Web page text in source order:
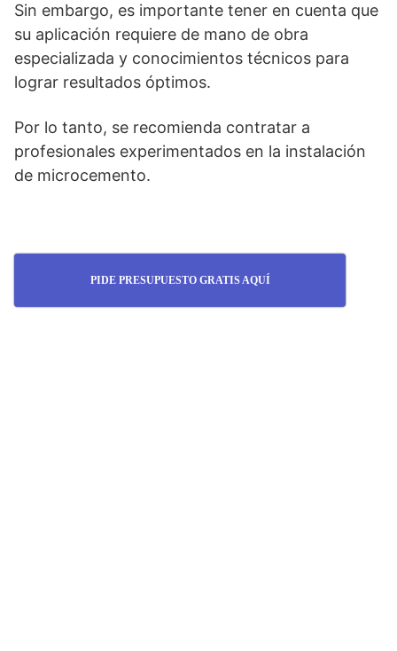
Sin embargo, es importante tener en cuenta que
su aplicación requiere de mano de obra
especializada y conocimientos técnicos para
lograr resultados óptimos.
Por lo tanto, se recomienda contratar a
profesionales experimentados en la instalación
de microcemento.
PIDE PRESUPUESTO GRATIS AQUÍ